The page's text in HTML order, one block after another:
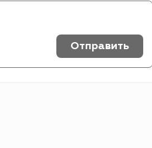
Отправить